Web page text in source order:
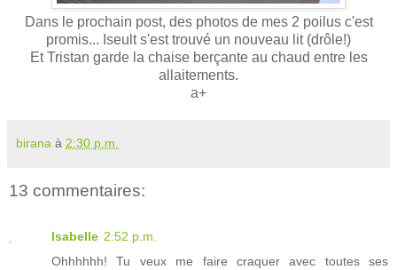
Dans le prochain post, des photos de mes 2 poilus c'est
promis... Iseult s'est trouvé un nouveau lit (drôle!)
Et Tristan garde la chaise berçante au chaud entre les
allaitements.
a+
birana à 2:30 p.m.
13 commentaires:
Isabelle 2:52 p.m.
Ohhhhhh! Tu veux me faire craquer avec toutes ses